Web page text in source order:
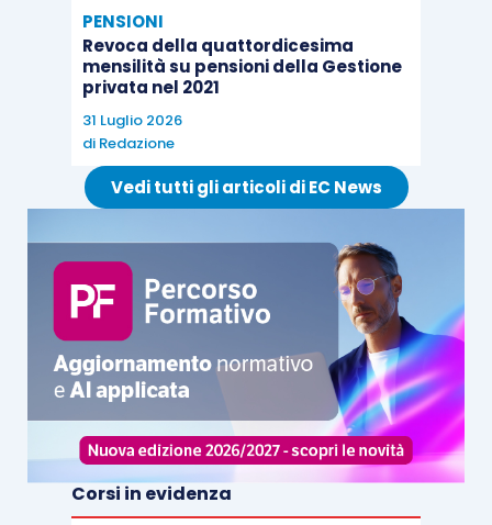
PENSIONI
Revoca della quattordicesima
mensilità su pensioni della Gestione
privata nel 2021
31 Luglio 2026
di Redazione
Vedi tutti gli articoli di EC News
Corsi in evidenza